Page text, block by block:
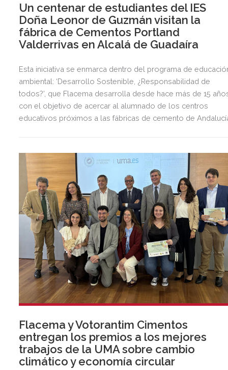
Un centenar de estudiantes del IES
Doña Leonor de Guzmán visitan la
fábrica de Cementos Portland
Valderrivas en Alcalá de Guadaíra
Esta iniciativa se enmarca dentro del programa de
ambiental: ‘Desarrollo Sostenible, ¿Responsabilidad de
todos?’, que Flacema desarrolla desde hace más de 15
con el objetivo de acercar al alumnado de los centros
educativos próximos a las fábricas de cemento de
Flacema y Votorantim Cimentos
entregan los premios a los mejores
trabajos de la UMA sobre cambio
climático y economía circular